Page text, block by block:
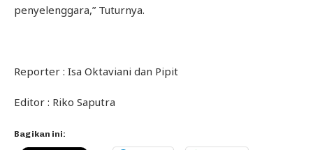
penyelenggara,” Tuturnya.
Reporter : Isa Oktaviani dan Pipit
Editor : Riko Saputra
Bagikan ini: